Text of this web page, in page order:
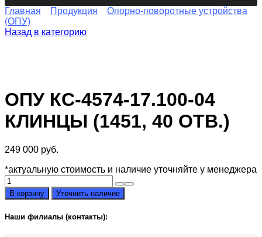
Главная Продукция
Опорно-поворотные устройства
(ОПУ)
Назад в категорию
ОПУ КС-4574-17.100-04
КЛИНЦЫ (1451, 40 ОТВ.)
249 000 руб.
*актуальную стоимость и наличие уточняйте у менеджера
Количество
товара
ОПУ
17.100-
В корзину Уточнить наличие
Наши филиалы (контакты):